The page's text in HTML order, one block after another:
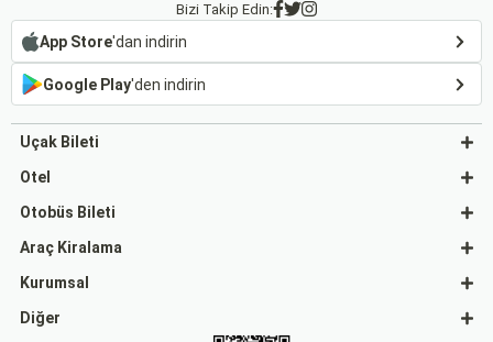
Bizi Takip Edin:
App Store'dan indirin
Google Play'den indirin
Uçak Bileti
Otel
Otobüs Bileti
Araç Kiralama
Kurumsal
Diğer